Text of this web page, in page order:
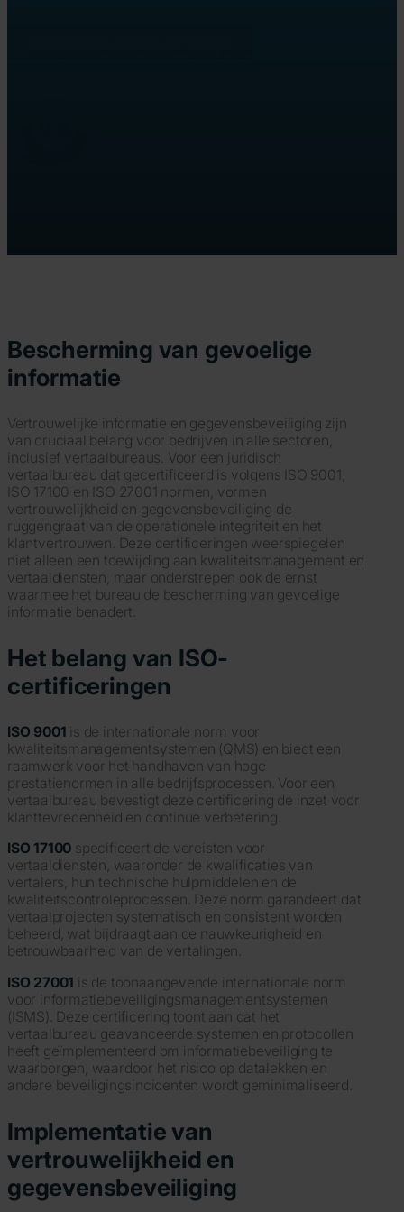
Bescherming van gevoelige
informatie
Vertrouwelijke informatie en gegevensbeveiliging zijn
van cruciaal belang voor bedrijven in alle sectoren,
inclusief vertaalbureaus. Voor een juridisch
vertaalbureau dat gecertificeerd is volgens ISO 9001,
ISO 17100 en ISO 27001 normen, vormen
vertrouwelijkheid en gegevensbeveiliging de
ruggengraat van de operationele integriteit en het
klantvertrouwen. Deze certificeringen weerspiegelen
niet alleen een toewijding aan kwaliteitsmanagement en
vertaaldiensten, maar onderstrepen ook de ernst
waarmee het bureau de bescherming van gevoelige
informatie benadert.
Het belang van ISO-
certificeringen
ISO 9001 is de internationale norm voor
kwaliteitsmanagementsystemen (QMS) en biedt een
raamwerk voor het handhaven van hoge
prestatienormen in alle bedrijfsprocessen. Voor een
vertaalbureau bevestigt deze certificering de inzet voor
klanttevredenheid en continue verbetering.
ISO 17100 specificeert de vereisten voor
vertaaldiensten, waaronder de kwalificaties van
vertalers, hun technische hulpmiddelen en de
kwaliteitscontroleprocessen. Deze norm garandeert dat
vertaalprojecten systematisch en consistent worden
beheerd, wat bijdraagt aan de nauwkeurigheid en
betrouwbaarheid van de vertalingen.
ISO 27001 is de toonaangevende internationale norm
voor informatiebeveiligingsmanagementsystemen
(ISMS). Deze certificering toont aan dat het
vertaalbureau geavanceerde systemen en protocollen
heeft geïmplementeerd om informatiebeveiliging te
waarborgen, waardoor het risico op datalekken en
andere beveiligingsincidenten wordt geminimaliseerd.
Implementatie van
vertrouwelijkheid en
gegevensbeveiliging